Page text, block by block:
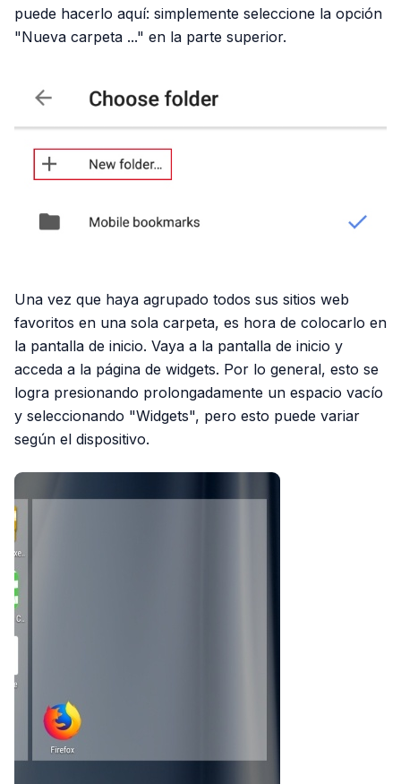
puede hacerlo aquí: simplemente seleccione la opción
"Nueva carpeta ..." en la parte superior.
Una vez que haya agrupado todos sus sitios web
favoritos en una sola carpeta, es hora de colocarlo en
la pantalla de inicio. Vaya a la pantalla de inicio y
acceda a la página de widgets. Por lo general, esto se
logra presionando prolongadamente un espacio vacío
y seleccionando "Widgets", pero esto puede variar
según el dispositivo.